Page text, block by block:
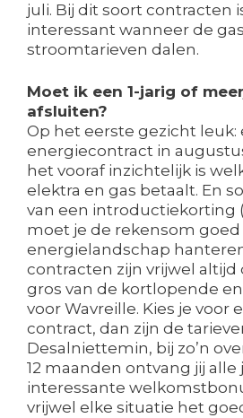
juli. Bij dit soort contracten
interessant wanneer de
stroomtarieven dalen.
Moet ik een 1-jarig of
afsluiten?
Op het eerste gezicht leuk:
energiecontract in
het vooraf inzichtelijk is
elektra en gas betaalt. En
van een introductiekorting
moet je de rekensom
energielandschap
contracten zijn vrijwel
gros van de kortlopende
voor Wavreille. Kies je voor
contract, dan zijn de
Desalniettemin, bij zo’n
12 maanden ontvang jij alle
interessante
vrijwel elke situatie het